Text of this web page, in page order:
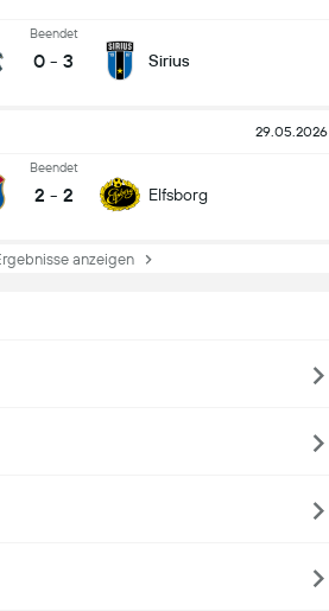
Beendet
0 - 3 Sirius
29.05.2026
Beendet
2 - 2 Elfsborg
anzeigen